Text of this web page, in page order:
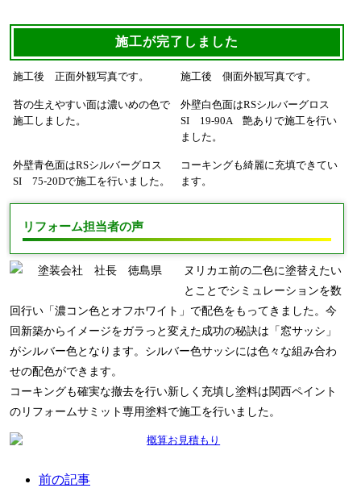
施工が完了しました
施工後 正面外観写真です。 施工後 側面外観写真です。
苔の生えやすい面は濃いめの色で
施工しました。
外壁白色面はRSシルバーグロス
SI 19-90A 艶ありで施工を行い
ました。
外壁青色面はRSシルバーグロス
SI 75-20Dで施工を行いました。
コーキングも綺麗に充填できてい
ます。
リフォーム担当者の声
ヌリカエ前の二色に塗替えたい
とことでシミュレーションを数
回行い「濃コン色とオフホワイト」で配色をもってきました。今
回新築からイメージをガラっと変えた成功の秘訣は「窓サッシ」
がシルバー色となります。シルバー色サッシには色々な組み合わ
せの配色ができます。
コーキングも確実な撤去を行い新しく充填し塗料は関西ペイント
のリフォームサミット専用塗料で施工を行いました。
前の記事